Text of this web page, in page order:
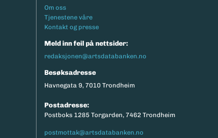
Footermeny
Om oss
Tjenestene våre
Kontakt og presse
Meld inn feil på nettsider:
redaksjonen@artsdatabanken.no
Besøksadresse
Havnegata 9, 7010 Trondheim
Postadresse:
Postboks 1285 Torgarden, 7462 Trondheim
postmottak@artsdatabanken.no